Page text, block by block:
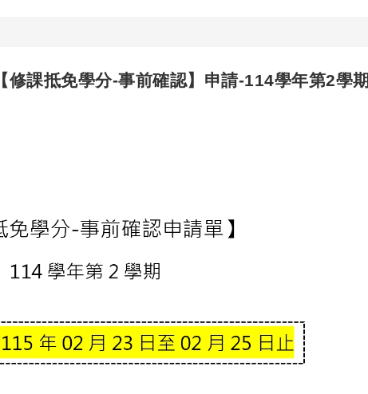
【修課抵免學分-事前確認】申請-114學年第2學期